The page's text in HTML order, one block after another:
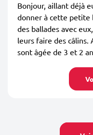
Bonjour, aillant déjà
donner à cette petite
des ballades avec
leurs faire des câlins.
sont âgée de 3 et 2